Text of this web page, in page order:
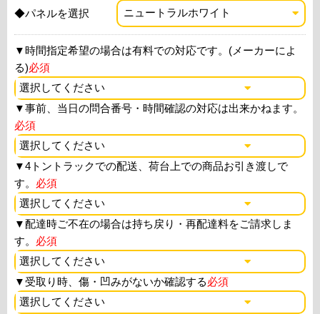
◆パネルを選択
▼時間指定希望の場合は有料での対応です。(メーカーによ
る)必須
▼事前、当日の問合番号・時間確認の対応は出来かねます。
必須
▼4トントラックでの配送、荷台上での商品お引き渡しで
す。 必須
▼配達時ご不在の場合は持ち戻り・再配達料をご請求しま
す。 必須
▼ 受取り時、傷・凹みがないか確認する必須